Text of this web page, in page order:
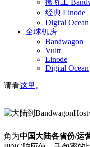
搬瓦工
经典 Linode
Digital Ocean
全球机房
Bandwagon
Vultr
Linode
Digital Ocean
请看这里 。
角为中国大陆各省份/运